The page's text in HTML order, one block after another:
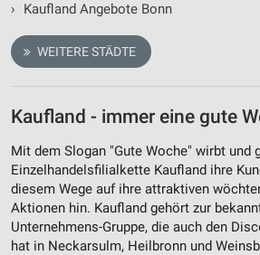
›
Kaufland Angebote Bonn
WEITERE STÄDTE
Kaufland - immer eine gute
Mit dem Slogan "Gute Woche" wirbt und
Einzelhandelsfilialkette Kaufland ihre
diesem Wege auf ihre attraktiven
Aktionen hin. Kaufland gehört zur
Unternehmens-Gruppe, die auch den
hat in Neckarsulm, Heilbronn und